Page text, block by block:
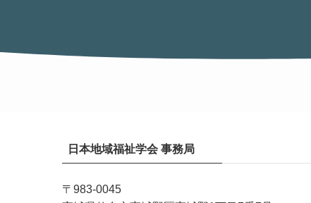
日本地域福祉学会 事務局
〒983-0045